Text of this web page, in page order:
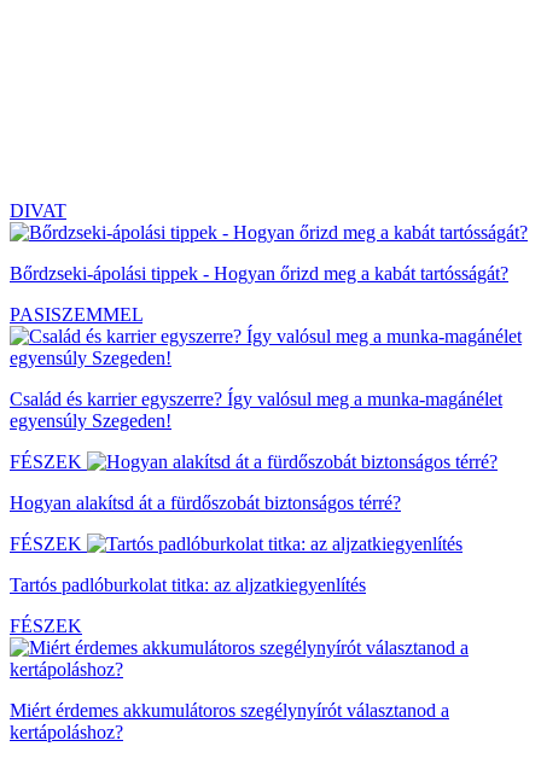
DIVAT
Bőrdzseki-ápolási tippek - Hogyan őrizd meg a kabát tartósságát?
PASISZEMMEL
Család és karrier egyszerre? Így valósul meg a munka-magánélet
egyensúly Szegeden!
FÉSZEK
Hogyan alakítsd át a fürdőszobát biztonságos térré?
FÉSZEK
Tartós padlóburkolat titka: az aljzatkiegyenlítés
FÉSZEK
Miért érdemes akkumulátoros szegélynyírót választanod a
kertápoláshoz?